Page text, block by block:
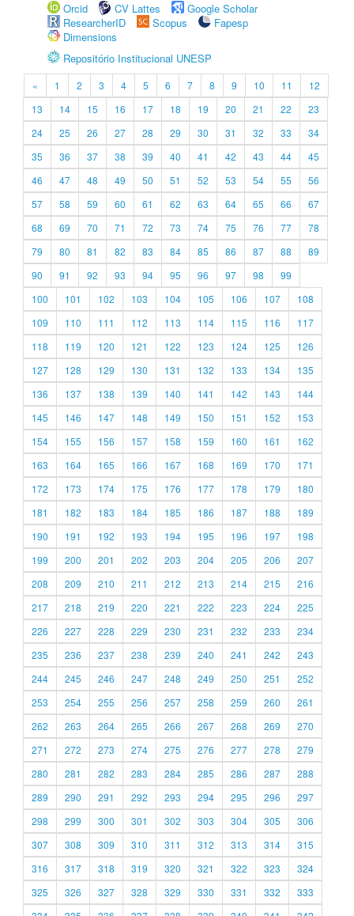
Orcid
CV Lattes
Google Scholar
ResearcherID
Scopus
Fapesp
Dimensions
Repositório Institucional UNESP
« 1 2 3 4 5 6 7 8 9 10 11
12
13
14 15 16 17 18 19 20 21 22
23
24
25 26 27 28 29 30 31 32 33
34
35
36 37 38 39 40 41 42 43 44
45
46
47 48 49 50 51 52 53 54 55
56
57
58 59 60 61 62 63 64 65 66
67
68
69 70 71 72 73 74 75 76 77
78
79
80 81 82 83 84 85 86 87 88
89
90
91 92 93 94 95 96 97 98
99
100
101 102 103 104 105 106 107
108
109
110 111 112 113 114 115 116
117
118
119 120 121 122 123 124 125
126
127
128 129 130 131 132 133 134
135
136
137 138 139 140 141 142 143
144
145
146 147 148 149 150 151 152
153
154
155 156 157 158 159 160 161
162
163
164 165 166 167 168 169 170
171
172
173 174 175 176 177 178 179
180
181
182 183 184 185 186 187 188
189
190
191 192 193 194 195 196 197
198
199
200 201 202 203 204 205 206
207
208
209 210 211 212 213 214 215
216
217
218 219 220 221 222 223 224
225
226
227 228 229 230 231 232 233
234
235
236 237 238 239 240 241 242
243
244
245 246 247 248 249 250 251
252
253
254 255 256 257 258 259 260
261
262
263 264 265 266 267 268 269
270
271
272 273 274 275 276 277 278
279
280
281 282 283 284 285 286 287
288
289
290 291 292 293 294 295 296
297
298
299 300 301 302 303 304 305
306
307
308 309 310 311 312 313 314
315
316
317 318 319 320 321 322 323
324
325
326 327 328 329 330 331 332
333